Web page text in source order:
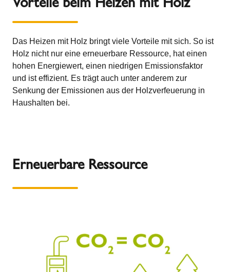
Das Heizen mit Holz bringt viele Vorteile mit sich. So ist
Holz nicht nur eine erneuerbare Ressource, hat einen
hohen Energiewert, einen niedrigen Emissionsfaktor
und ist effizient. Es trägt auch unter anderem zur
Senkung der Emissionen aus der Holzverfeuerung in
Haushalten bei.
Erneuerbare Ressource